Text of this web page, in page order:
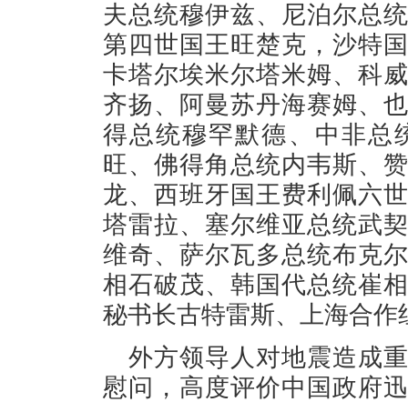
夫总统穆伊兹、尼泊尔总
第四世国王旺楚克，沙特
卡塔尔埃米尔塔米姆、科
齐扬、阿曼苏丹海赛姆、
得总统穆罕默德、中非总
旺、佛得角总统内韦斯、
龙、西班牙国王费利佩六
塔雷拉、塞尔维亚总统武
维奇、萨尔瓦多总统布克
相石破茂、韩国代总统崔
秘书长古特雷斯、上海合
外方领导人对地震造成
慰问，高度评价中国政府